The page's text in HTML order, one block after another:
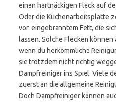
einen hartnäckigen Fleck auf
Oder die Küchenarbeitsplatte
von eingebranntem Fett, die
lassen. Solche Flecken
wenn du herkömmliche
sie trotzdem nicht richtig
Dampfreiniger ins Spiel. Viele
zuerst an die allgemeine
Doch Dampfreiniger können